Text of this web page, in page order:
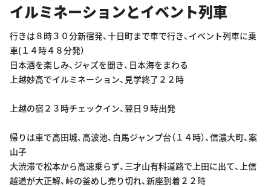
イルミネーションとイベント列車
行きは８時３０分新宿発、十日町まで車で行き、イベント列車に乗
車(１４時４８分発）
日本酒を楽しみ、ジャズを聞き、日本海をまわる
上越妙高でイルミネーション、見学終了２２時
上越の宿２３時チェックイン、翌日９時出発
帰りは車で高田城、高波池、白馬ジャンプ台（１４時）、信濃大町、案
山子
大渋滞で松本から高速乗らず、三才山有料道路で上田に出て、上信
越道が大正解、峠の釜めし売り切れ、新座到着２２時